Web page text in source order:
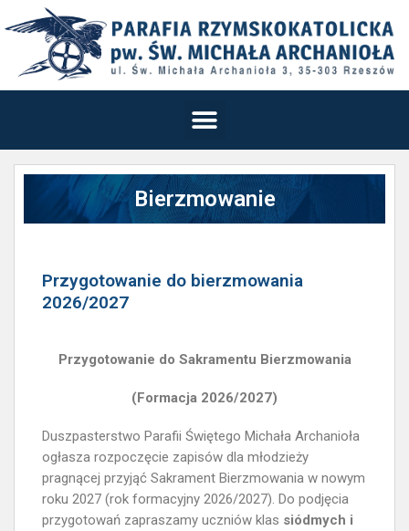
Bierzmowanie
Przygotowanie do bierzmowania
2026/2027
Przygotowanie do Sakramentu Bierzmowania
(Formacja 2026/2027)
Duszpasterstwo Parafii Świętego Michała Archanioła
ogłasza rozpoczęcie zapisów dla młodzieży
pragnącej przyjąć Sakrament Bierzmowania w nowym
roku 2027 (rok formacyjny 2026/2027). Do podjęcia
przygotowań zapraszamy uczniów klas siódmych i